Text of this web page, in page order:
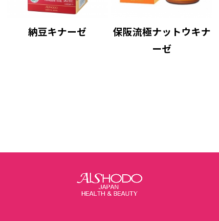
納豆キナーゼ
保阪流極ナットウキナ
ーゼ